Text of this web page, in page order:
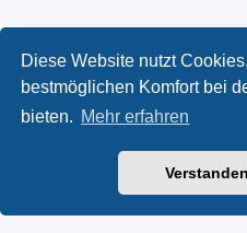
Diese Website nutzt
bestmöglichen Komfort bei
bieten. Mehr erfahren